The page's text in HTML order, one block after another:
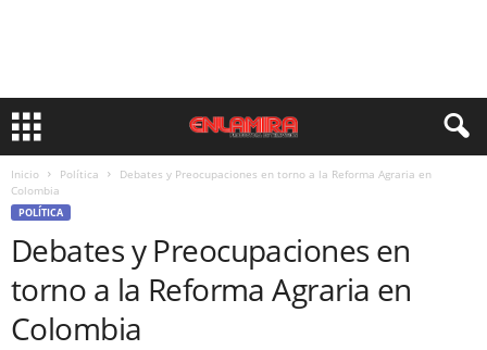
Inicio Política
Debates y Preocupaciones en torno a la Reforma Agraria en
Colombia
POLÍTICA
Debates y Preocupaciones en
torno a la Reforma Agraria en
Colombia